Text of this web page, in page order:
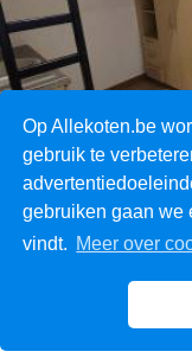
Op Allekoten.be
gebruik te
gebruiken gaan we
vindt. Meer over
Over ons
Voorwaarden
F.A.Q.